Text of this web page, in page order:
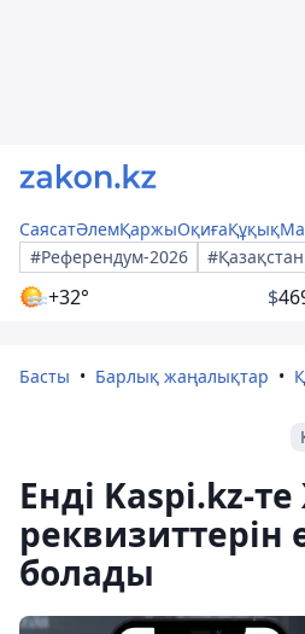
СаясатӘлемҚаржыОқиғаҚұқық
#Референдум-2026
+32° $
Басты Барлық жаңалықтар
Енді Kaspi.kz-
реквизиттерін
болады